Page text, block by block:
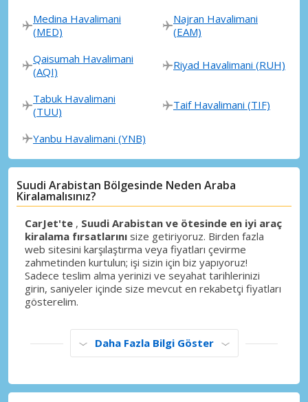
Medina Havalimani
(MED)
Najran Havalimani
(EAM)
Qaisumah Havalimani
(AQI)
Riyad Havalimani (RUH)
Tabuk Havalimani
(TUU)
Taif Havalimani (TIF)
Yanbu Havalimani (YNB)
Suudi Arabistan Bölgesinde Neden Araba
Kiralamalısınız?
CarJet'te , Suudi Arabistan ve ötesinde en iyi araç
kiralama fırsatlarını size getiriyoruz. Birden fazla
web sitesini karşılaştırma veya fiyatları çevirme
zahmetinden kurtulun; işi sizin için biz yapıyoruz!
Sadece teslim alma yerinizi ve seyahat tarihlerinizi
girin, saniyeler içinde size mevcut en rekabetçi fiyatları
gösterelim.
Daha Fazla Bilgi Göster